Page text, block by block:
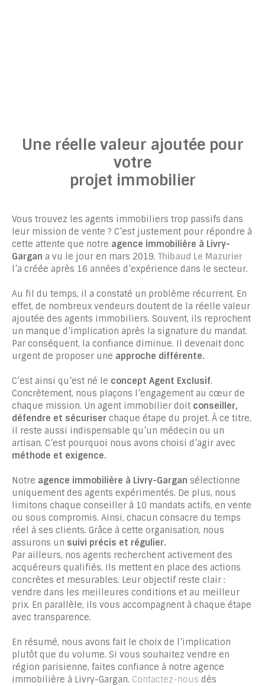
Une réelle valeur ajoutée pour
votre
projet immobilier
Vous trouvez les agents immobiliers trop passifs dans
leur mission de vente ? C’est justement pour répondre à
cette attente que notre agence immobilière à Livry-
Gargan a vu le jour en mars 2019. Thibaud Le Mazurier
l’a créée après 16 années d’expérience dans le secteur.
Au fil du temps, il a constaté un problème récurrent. En
effet, de nombreux vendeurs doutent de la réelle valeur
ajoutée des agents immobiliers. Souvent, ils reprochent
un manque d’implication après la signature du mandat.
Par conséquent, la confiance diminue. Il devenait donc
urgent de proposer une approche différente.
C’est ainsi qu’est né le concept Agent Exclusif.
Concrètement, nous plaçons l’engagement au cœur de
chaque mission. Un agent immobilier doit conseiller,
défendre et sécuriser chaque étape du projet. À ce titre,
il reste aussi indispensable qu’un médecin ou un
artisan. C’est pourquoi nous avons choisi d’agir avec
méthode et exigence.
Notre agence immobilière à Livry-Gargan sélectionne
uniquement des agents expérimentés. De plus, nous
limitons chaque conseiller à 10 mandats actifs, en vente
ou sous compromis. Ainsi, chacun consacre du temps
réel à ses clients. Grâce à cette organisation, nous
assurons un suivi précis et régulier.
Par ailleurs, nos agents recherchent activement des
acquéreurs qualifiés. Ils mettent en place des actions
concrètes et mesurables. Leur objectif reste clair :
vendre dans les meilleures conditions et au meilleur
prix. En parallèle, ils vous accompagnent à chaque étape
avec transparence.
En résumé, nous avons fait le choix de l’implication
plutôt que du volume. Si vous souhaitez vendre en
région parisienne, faites confiance à notre agence
immobilière à Livry-Gargan. Contactez-nous dès